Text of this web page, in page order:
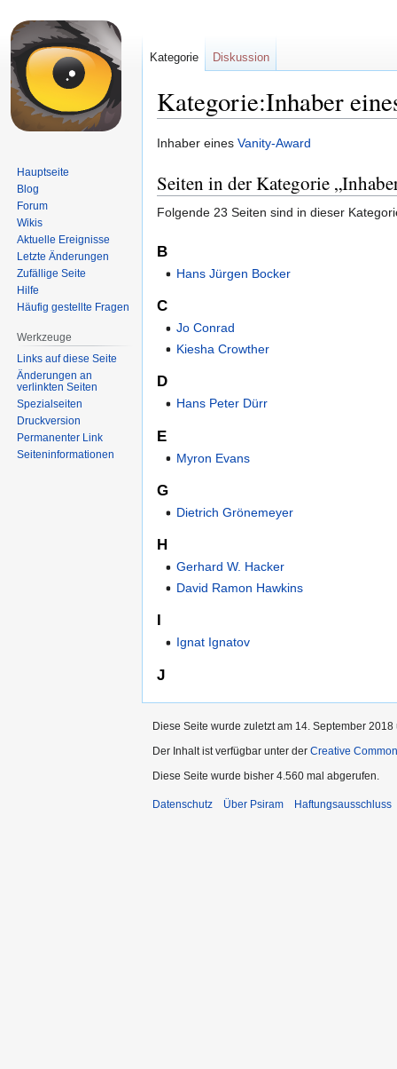
Kategorie:Inhaber
Zur
springen
Zur
springen
Inhaber eines Vanity-Award
Seiten in der Kategorie
Folgende 23 Seiten sind in dieser
B
Hans Jürgen Bocker
C
Jo Conrad
Kiesha Crowther
D
Hans Peter Dürr
E
Myron Evans
G
Dietrich Grönemeyer
H
Gerhard W. Hacker
David Ramon Hawkins
Ignat Ignatov
J
Kategorie Diskussion
Hauptseite
Blog
Forum
Wikis
Aktuelle Ereignisse
Letzte Änderungen
Zufällige Seite
Hilfe
Häufig gestellte Fragen
Werkzeuge
Links auf diese Seite
Änderungen an
verlinkten Seiten
Spezialseiten
Druckversion
Permanenter Link
Seiten­informationen
Diese Seite wurde zuletzt am 14. September
Der Inhalt ist verfügbar unter der Creative
Diese Seite wurde bisher 4.560 mal abgerufen.
Datenschutz Über Psiram Haftungsausschluss